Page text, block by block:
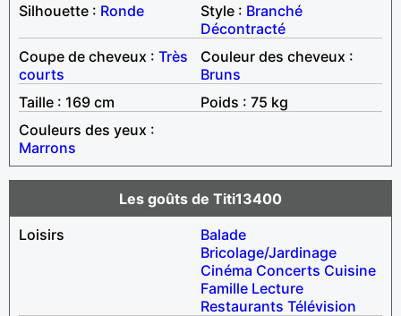
Silhouette : Ronde Style : Branché
Décontracté
Coupe de cheveux : Très
courts
Couleur des cheveux :
Bruns
Taille : 169 cm
Poids : 75 kg
Couleurs des yeux :
Marrons
Les goûts de Titi13400
Loisirs
Balade
Bricolage/Jardinage
Cinéma Concerts Cuisine
Famille Lecture
Restaurants Télévision